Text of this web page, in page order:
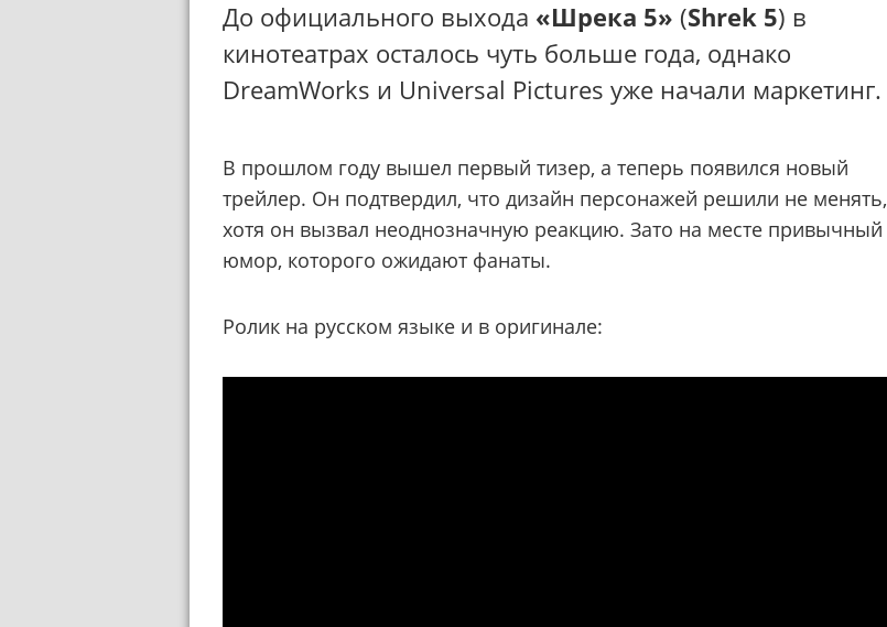
До официального выхода «Шрека 5» (Shrek 5) в
кинотеатрах осталось чуть больше года, однако
DreamWorks и Universal Pictures уже начали маркетинг.
В прошлом году вышел первый тизер, а теперь появился новый
трейлер. Он подтвердил, что дизайн персонажей решили не менять,
хотя он вызвал неоднозначную реакцию. Зато на месте привычный
юмор, которого ожидают фанаты.
Ролик на русском языке и в оригинале: